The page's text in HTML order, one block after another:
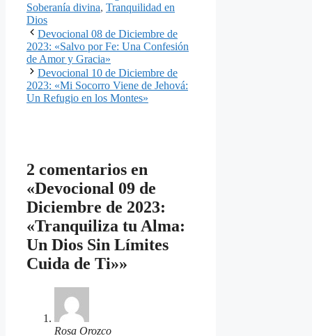
Soberanía divina, Tranquilidad en
Dios
Devocional 08 de Diciembre de
2023: «Salvo por Fe: Una Confesión
de Amor y Gracia»
Devocional 10 de Diciembre de
2023: «Mi Socorro Viene de Jehová:
Un Refugio en los Montes»
2 comentarios en
«Devocional 09 de
Diciembre de 2023:
«Tranquiliza tu Alma:
Un Dios Sin Límites
Cuida de Ti»»
Rosa Orozco